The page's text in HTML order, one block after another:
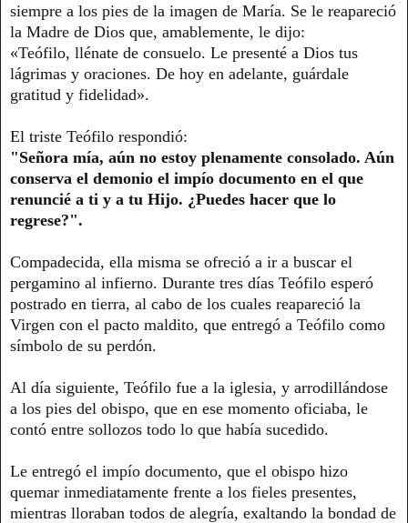
siempre a los pies de la imagen de María. Se le reapareció
la Madre de Dios que, amablemente, le dijo:
«Teófilo, llénate de consuelo. Le presenté a Dios tus
lágrimas y oraciones. De hoy en adelante, guárdale
gratitud y fidelidad».
El triste Teófilo respondió:
"Señora mía, aún no estoy plenamente consolado. Aún
conserva el demonio el impío documento en el que
renuncié a ti y a tu Hijo. ¿Puedes hacer que lo
regrese?".
Compadecida, ella misma se ofreció a ir a buscar el
pergamino al infierno. Durante tres días Teófilo esperó
postrado en tierra, al cabo de los cuales reapareció la
Virgen con el pacto maldito, que entregó a Teófilo como
símbolo de su perdón.
Al día siguiente, Teófilo fue a la iglesia, y arrodillándose
a los pies del obispo, que en ese momento oficiaba, le
contó entre sollozos todo lo que había sucedido.
Le entregó el impío documento, que el obispo hizo
quemar inmediatamente frente a los fieles presentes,
mientras lloraban todos de alegría, exaltando la bondad de